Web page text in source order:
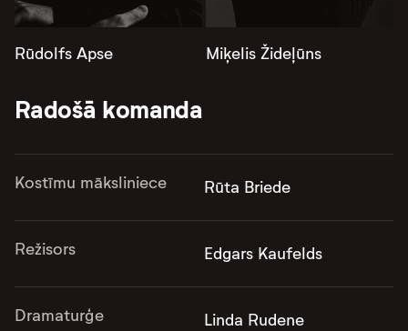
Rūdolfs Apse Miķelis Žideļūns
Radošā komanda
Kostīmu māksliniece Rūta Briede
Režisors Edgars Kaufelds
Dramaturģe Linda Rudene